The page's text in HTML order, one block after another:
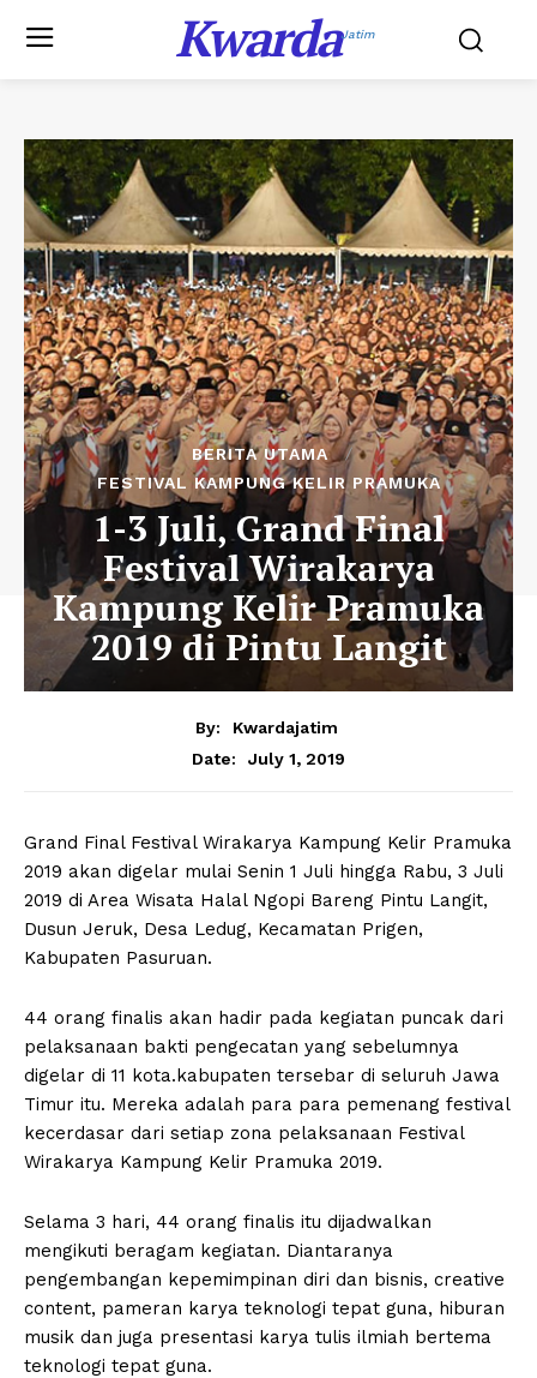
KwardaJatim
BERITA UTAMA
FESTIVAL KAMPUNG KELIR PRAMUKA
1-3 Juli, Grand Final
Festival Wirakarya
Kampung Kelir Pramuka
2019 di Pintu Langit
By:
Kwardajatim
Date:
July 1, 2019
Grand Final Festival Wirakarya Kampung Kelir Pramuka
2019 akan digelar mulai Senin 1 Juli hingga Rabu, 3 Juli
2019 di Area Wisata Halal Ngopi Bareng Pintu Langit,
Dusun Jeruk, Desa Ledug, Kecamatan Prigen,
Kabupaten Pasuruan.
44 orang finalis akan hadir pada kegiatan puncak dari
pelaksanaan bakti pengecatan yang sebelumnya
digelar di 11 kota.kabupaten tersebar di seluruh Jawa
Timur itu. Mereka adalah para para pemenang festival
kecerdasar dari setiap zona pelaksanaan Festival
Wirakarya Kampung Kelir Pramuka 2019.
Selama 3 hari, 44 orang finalis itu dijadwalkan
mengikuti beragam kegiatan. Diantaranya
pengembangan kepemimpinan diri dan bisnis, creative
content, pameran karya teknologi tepat guna, hiburan
musik dan juga presentasi karya tulis ilmiah bertema
teknologi tepat guna.